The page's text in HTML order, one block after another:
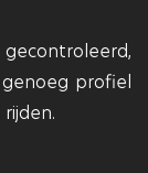
profiel